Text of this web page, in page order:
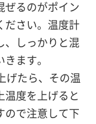
ぜるのがポイン
ださい。温度計
、しっかりと混
ます。
げたら、その温
温度を上げると
ので注意して下